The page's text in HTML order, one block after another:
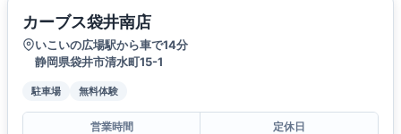
カーブス袋井南店
いこいの広場駅から車で14分
静岡県袋井市清水町15-1
駐車場 無料体験
営業時間
定休日